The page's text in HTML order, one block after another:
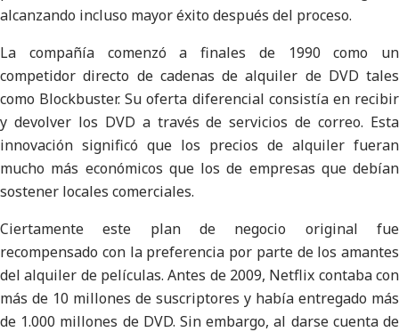
alcanzando incluso mayor éxito después del proceso.
La compañía comenzó a finales de 1990 como un
competidor directo de cadenas de alquiler de DVD tales
como Blockbuster. Su oferta diferencial consistía en recibir
y devolver los DVD a través de servicios de correo. Esta
innovación significó que los precios de alquiler fueran
mucho más económicos que los de empresas que debían
sostener locales comerciales.
Ciertamente este plan de negocio original fue
recompensado con la preferencia por parte de los amantes
del alquiler de películas. Antes de 2009, Netflix contaba con
más de 10 millones de suscriptores y había entregado más
de 1.000 millones de DVD. Sin embargo, al darse cuenta de